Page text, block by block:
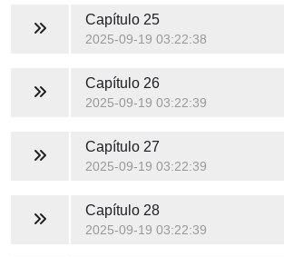
Capítulo 25
2025-09-19 03:22:38
Capítulo 26
2025-09-19 03:22:39
Capítulo 27
2025-09-19 03:22:39
Capítulo 28
2025-09-19 03:22:39